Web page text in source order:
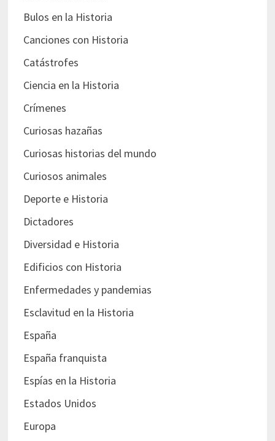
Bulos en la Historia
Canciones con Historia
Catástrofes
Ciencia en la Historia
Crímenes
Curiosas hazañas
Curiosas historias del mundo
Curiosos animales
Deporte e Historia
Dictadores
Diversidad e Historia
Edificios con Historia
Enfermedades y pandemias
Esclavitud en la Historia
España
España franquista
Espías en la Historia
Estados Unidos
Europa